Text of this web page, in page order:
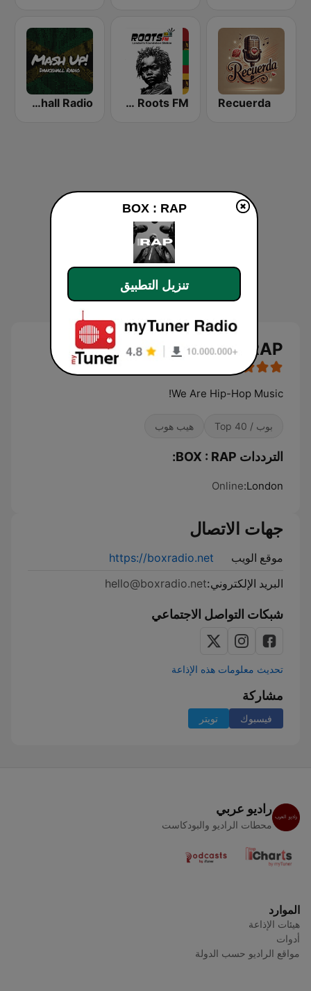
Recuerda
UK Roots FM
BOX : Mash Up! - Dancehall Radio
BOX : RAP بث حي
We Are Hip-Hop Music!
بوب / Top 40 هيب هوب
الترددات BOX : RAP:
London:
Online
جهات الاتصال
موقع الويب
https://boxradio.net
البريد الإلكتروني:hello@boxradio.net
شبكات التواصل الاجتماعي
تحديث معلومات هذه الإذاعة
مشاركة
فيسبوك تويتر
راديو عربي
محطات الراديو والبودكاست
الموارد
هيئات الإذاعة
أدوات
مواقع الراديو حسب الدولة
BOX : RAP
تنزيل التطبيق